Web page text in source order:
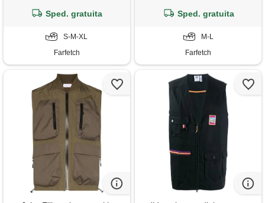
Sped. gratuita
S-M-XL
Farfetch
Sped. gratuita
M-L
Farfetch